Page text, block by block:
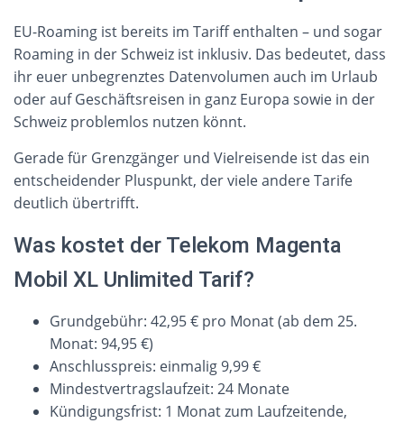
EU-Roaming ist bereits im Tariff enthalten – und sogar
Roaming in der Schweiz ist inklusiv. Das bedeutet, dass
ihr euer unbegrenztes Datenvolumen auch im Urlaub
oder auf Geschäftsreisen in ganz Europa sowie in der
Schweiz problemlos nutzen könnt.
Gerade für Grenzgänger und Vielreisende ist das ein
entscheidender Pluspunkt, der viele andere Tarife
deutlich übertrifft.
Was kostet der Telekom Magenta
Mobil XL Unlimited Tarif?
Grundgebühr: 42,95 € pro Monat (ab dem 25.
Monat: 94,95 €)
Anschlusspreis: einmalig 9,99 €
Mindestvertragslaufzeit: 24 Monate
Kündigungsfrist: 1 Monat zum Laufzeitende,